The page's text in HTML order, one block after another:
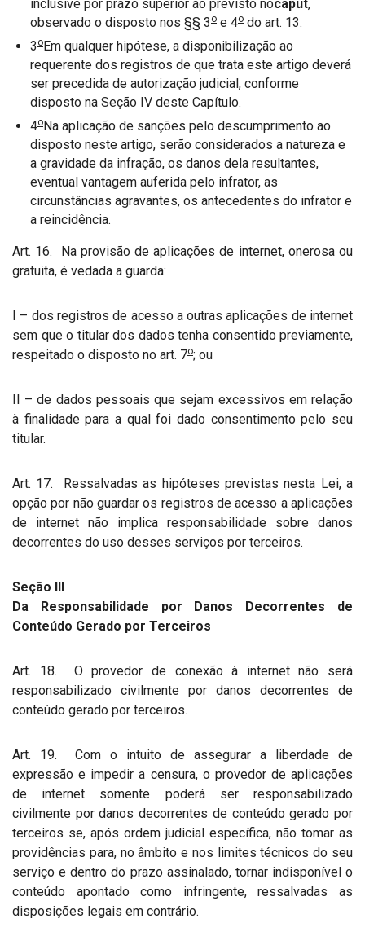
inclusive por prazo superior ao previsto nocaput,
observado o disposto nos §§ 3 o e 4o do art. 13.
3 oEm qualquer hipótese, a disponibilização ao
requerente dos registros de que trata este artigo deverá
ser precedida de autorização judicial, conforme
disposto na Seção IV deste Capítulo.
4oNa aplicação de sanções pelo descumprimento ao
disposto neste artigo, serão considerados a natureza e
a gravidade da infração, os danos dela resultantes,
eventual vantagem auferida pelo infrator, as
circunstâncias agravantes, os antecedentes do infrator e
a reincidência.
Art. 16. Na provisão de aplicações de internet, onerosa ou
gratuita, é vedada a guarda:
I – dos registros de acesso a outras aplicações de internet
sem que o titular dos dados tenha consentido previamente,
respeitado o disposto no art. 7o; ou
II – de dados pessoais que sejam excessivos em relação
à finalidade para a qual foi dado consentimento pelo seu
titular.
Art. 17. Ressalvadas as hipóteses previstas nesta Lei, a
opção por não guardar os registros de acesso a aplicações
de internet não implica responsabilidade sobre danos
decorrentes do uso desses serviços por terceiros.
Seção III
Da Responsabilidade por Danos Decorrentes de
Conteúdo Gerado por Terceiros
Art. 18. O provedor de conexão à internet não será
responsabilizado civilmente por danos decorrentes de
conteúdo gerado por terceiros.
Art. 19. Com o intuito de assegurar a liberdade de
expressão e impedir a censura, o provedor de aplicações
de internet somente poderá ser responsabilizado
civilmente por danos decorrentes de conteúdo gerado por
terceiros se, após ordem judicial específica, não tomar as
providências para, no âmbito e nos limites técnicos do seu
serviço e dentro do prazo assinalado, tornar indisponível o
conteúdo apontado como infringente, ressalvadas as
disposições legais em contrário.